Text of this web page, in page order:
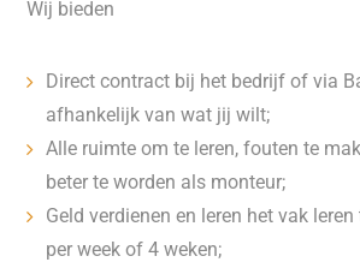
Wij bieden
Direct contract bij het bedrijf of via
afhankelijk van wat jij wilt;
Alle ruimte om te leren, fouten te
beter te worden als monteur;
Geld verdienen en leren het vak
per week of 4 weken;